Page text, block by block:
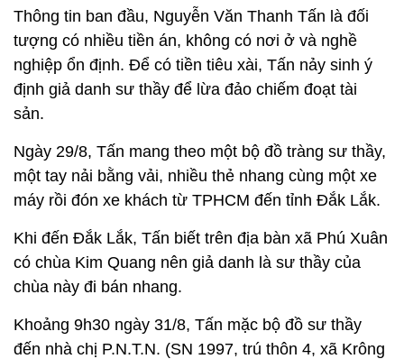
Thông tin ban đầu, Nguyễn Văn Thanh Tấn là đối
tượng có nhiều tiền án, không có nơi ở và nghề
nghiệp ổn định. Để có tiền tiêu xài, Tấn nảy sinh ý
định giả danh sư thầy để lừa đảo chiếm đoạt tài
sản.
Ngày 29/8, Tấn mang theo một bộ đồ tràng sư thầy,
một tay nải bằng vải, nhiều thẻ nhang cùng một xe
máy rồi đón xe khách từ TPHCM đến tỉnh Đắk Lắk.
Khi đến Đắk Lắk, Tấn biết trên địa bàn xã Phú Xuân
có chùa Kim Quang nên giả danh là sư thầy của
chùa này đi bán nhang.
Khoảng 9h30 ngày 31/8, Tấn mặc bộ đồ sư thầy
đến nhà chị P.N.T.N. (SN 1997, trú thôn 4, xã Krông